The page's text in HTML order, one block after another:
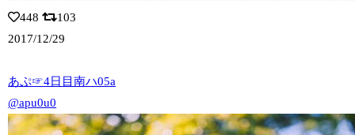
448
103
2017/12/29
あぷ☞4日目南ハ05a
@apu0u0